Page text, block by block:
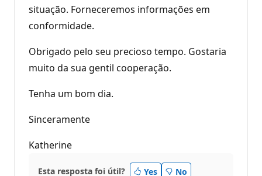
situação. Forneceremos informações em
conformidade.
Obrigado pelo seu precioso tempo. Gostaria
muito da sua gentil cooperação.
Tenha um bom dia.
Sinceramente
Katherine
Esta resposta foi útil? Yes No